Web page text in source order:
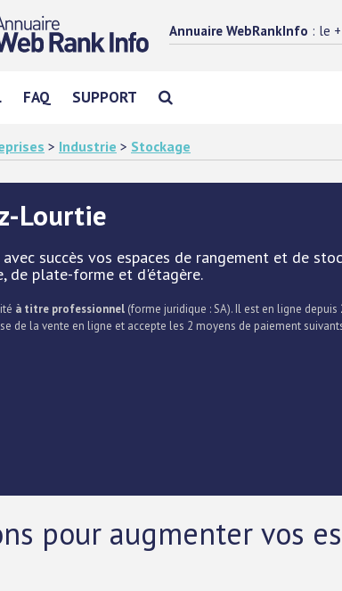
Annuaire WebRankInfo : le
FAQ SUPPORT
> Industrie > Stockage
Lourtie
avec succès vos espaces de rangement et de
de plate-forme et d'étagère.
à titre professionnel (forme juridique : SA). Il est en ligne depuis
de la vente en ligne et accepte les 2 moyens de paiement
pour augmenter vos